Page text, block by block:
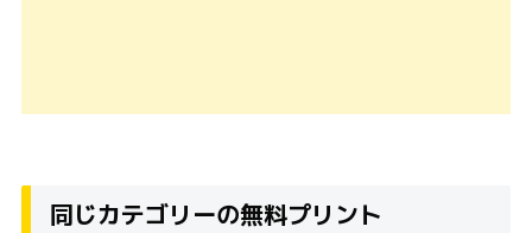
同じカテゴリーの無料プリント